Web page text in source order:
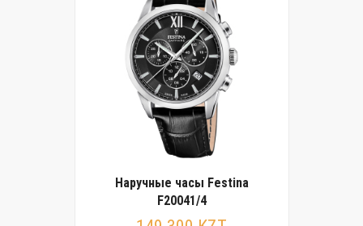
Наручные часы Festina
F20041/4